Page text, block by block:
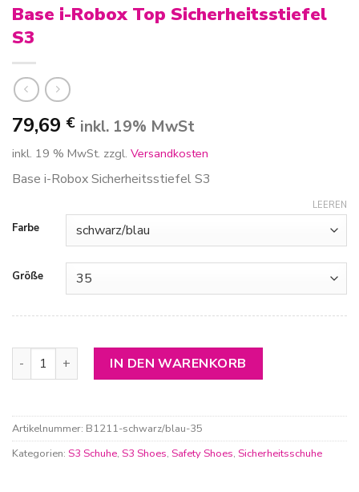
Base i-Robox Top Sicherheitsstiefel
S3
79,69 € inkl. 19% MwSt
inkl. 19 % MwSt. zzgl. Versandkosten
Base i-Robox Sicherheitsstiefel S3
Farbe
Größe
LEEREN
Base i-Robox Top Sicherheitsstiefel S3 Menge
IN DEN WARENKORB
Artikelnummer: B1211-schwarz/blau-35
Kategorien: S3 Schuhe, S3 Shoes, Safety Shoes, Sicherheitsschuhe